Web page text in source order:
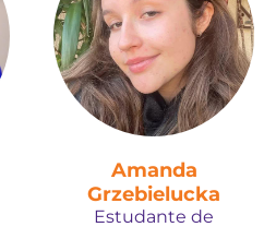
Amanda
Grzebielucka
Estudante de